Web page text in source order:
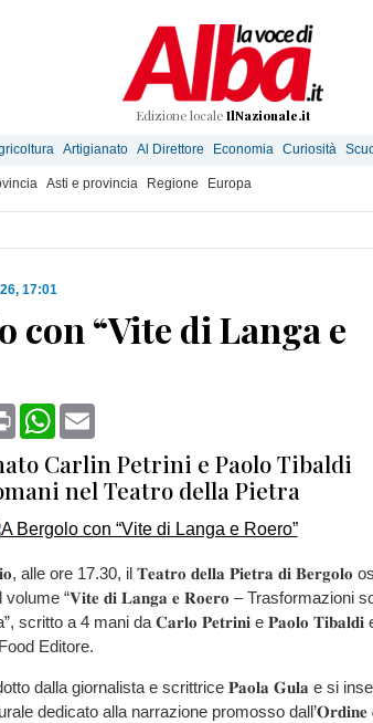
Edizione locale IlNazionale.it
Artigianato Al Direttore Economia Curiosità
Asti e provincia Regione Europa
17:01
con “Vite di Langa e
Print WhatsApp
Carlin Petrini e Paolo Tibaldi
nel Teatro della Pietra
alle ore 17.30, il 𝐓𝐞𝐚𝐭𝐫𝐨 𝐝𝐞𝐥𝐥𝐚 𝐏𝐢𝐞𝐭𝐫𝐚 𝐝𝐢 𝐁𝐞𝐫𝐠𝐨𝐥𝐨
“𝐕𝐢𝐭𝐞 𝐝𝐢 𝐋𝐚𝐧𝐠𝐚 𝐞 𝐑𝐨𝐞𝐫𝐨 – Trasformazioni
scritto a 4 mani da 𝐂𝐚𝐫𝐥𝐨 𝐏𝐞𝐭𝐫𝐢𝐧𝐢 e 𝐏𝐚𝐨𝐥𝐨 𝐓𝐢𝐛𝐚𝐥𝐝𝐢
Editore.
dalla giornalista e scrittrice 𝐏𝐚𝐨𝐥𝐚 𝐆𝐮𝐥𝐚 e si
dedicato alla narrazione promosso dall’𝐎𝐫𝐝𝐢𝐧𝐞